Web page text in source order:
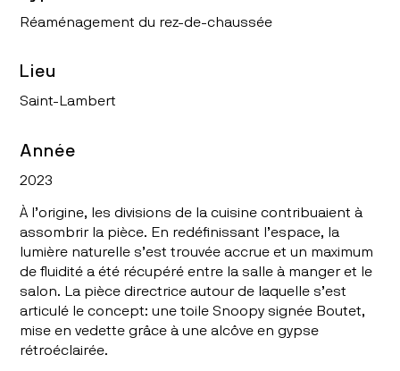
Réaménagement du rez-de-chaussée
Lieu
Saint-Lambert
Année
2023
À l’origine, les divisions de la cuisine contribuaient à
assombrir la pièce. En redéfinissant l’espace, la
lumière naturelle s’est trouvée accrue et un maximum
de fluidité a été récupéré entre la salle à manger et le
salon. La pièce directrice autour de laquelle s’est
articulé le concept: une toile Snoopy signée Boutet,
mise en vedette grâce à une alcôve en gypse
rétroéclairée.